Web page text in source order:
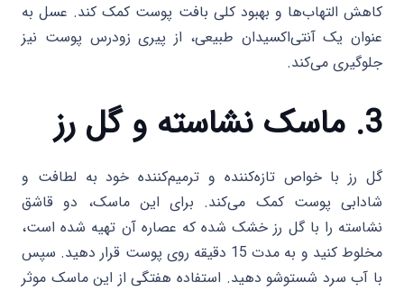
کاهش التهاب‌ها و بهبود کلی بافت پوست کمک کند. عسل به
عنوان یک آنتی‌اکسیدان طبیعی، از پیری زودرس پوست نیز
جلوگیری می‌کند.
3. ماسک نشاسته و گل رز
گل رز با خواص تازه‌کننده و ترمیم‌کننده خود به لطافت و
شادابی پوست کمک می‌کند. برای این ماسک، دو قاشق
نشاسته را با گل رز خشک شده که عصاره آن تهیه شده است،
مخلوط کنید و به مدت 15 دقیقه روی پوست قرار دهید. سپس
با آب سرد شستوشو دهید. استفاده هفتگی از این ماسک موثر